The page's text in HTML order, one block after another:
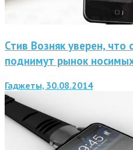
Стив Возняк уверен, что
поднимут рынок
Гаджеты, 30.08.2014